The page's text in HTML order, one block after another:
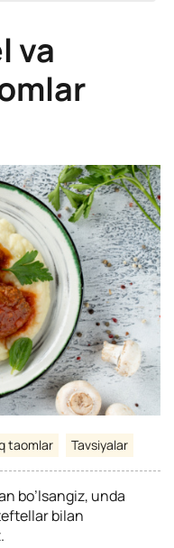
va
taomlar Tavsiyalar
bo’lsangiz, unda
bilan